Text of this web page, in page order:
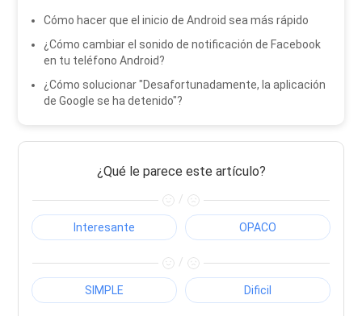
Cómo hacer que el inicio de Android sea más rápido
¿Cómo cambiar el sonido de notificación de Facebook
en tu teléfono Android?
¿Cómo solucionar "Desafortunadamente, la aplicación
de Google se ha detenido"?
¿Qué le parece este artículo?
/
Interesante OPACO
/
SIMPLE Dificil